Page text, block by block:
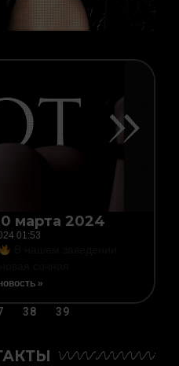
марта 2024
01:53
»
38 39